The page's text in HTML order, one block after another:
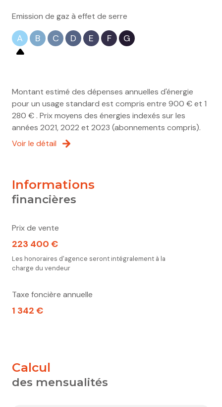
Emission de gaz à effet de serre
A B C D E F G
Montant estimé des dépenses annuelles d'énergie
pour un usage standard est compris entre 900 € et 1
280 € . Prix moyens des énergies indexés sur les
années 2021, 2022 et 2023 (abonnements compris).
Voir le détail
informations
financières
Prix de vente
223 400 €
Les honoraires d'agence seront intégralement à la
charge du vendeur
Taxe foncière annuelle
1 342 €
calcul
des mensualités